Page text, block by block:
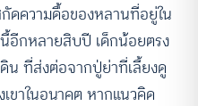
ดความดื้อของหลานที่อยู่ใน
อีกหลายสิบปี เด็กน้อยตรง
น ที่ส่งต่อจากปู่ย่าที่เลี้ยงดู
ขาในอนาคต หากแนวคิด